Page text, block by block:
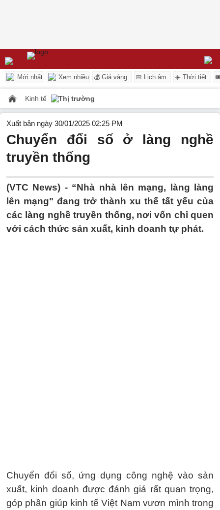
Mới nhất Xem nhiều 💰 Giá vàng 📅 Lịch âm ☀️ Thời tiết
Kinh tế Thị trường
Xuất bản ngày 30/01/2025 02:25 PM
Chuyển đổi số ở làng nghề
truyền thống
(VTC News) - “Nhà nhà lên mạng, làng làng
lên mạng" đang trở thành xu thế tất yếu của
các làng nghề truyền thống, nơi vốn chỉ quen
với cách thức sản xuất, kinh doanh tự phát.
Chuyển đổi số, ứng dụng công nghệ vào sản
xuất, kinh doanh được đánh giá rất quan trọng,
góp phần giúp kinh tế Việt Nam vươn mình trong